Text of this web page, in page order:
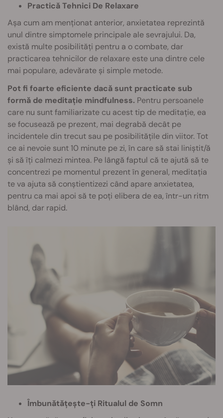
Practică Tehnici De Relaxare
Așa cum am menționat anterior, anxietatea reprezintă
unul dintre simptomele principale ale sevrajului. Da,
există multe posibilități pentru a o combate, dar
practicarea tehnicilor de relaxare este una dintre cele
mai populare, adevărate și simple metode.
Pot fi foarte eficiente dacă sunt practicate sub
formă de meditație mindfulness. Pentru persoanele
care nu sunt familiarizate cu acest tip de meditație, ea
se focusează pe prezent, mai degrabă decât pe
incidentele din trecut sau pe posibilitățile din viitor. Tot
ce ai nevoie sunt 10 minute pe zi, în care să stai liniștit/ă
și să îți calmezi mintea. Pe lângă faptul că te ajută să te
concentrezi pe momentul prezent în general, meditația
te va ajuta să conștientizezi când apare anxietatea,
pentru ca mai apoi să te poți elibera de ea, într-un ritm
blând, dar rapid.
Îmbunătățește-ți Ritualul de Somn